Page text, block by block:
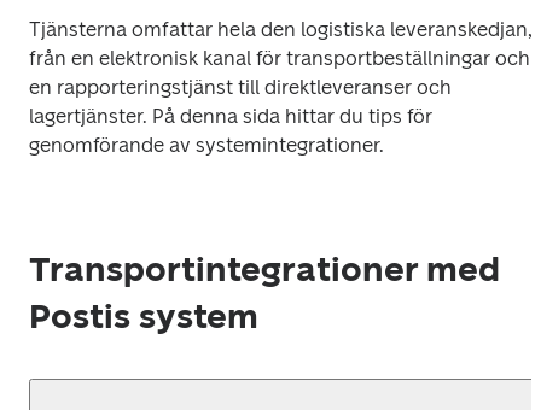
Tjänsterna omfattar hela den logistiska leveranskedjan,
från en elektronisk kanal för transportbeställningar och
en rapporteringstjänst till direktleveranser och
lagertjänster. På denna sida hittar du tips för
genomförande av systemintegrationer.
Transportintegrationer med
Postis system